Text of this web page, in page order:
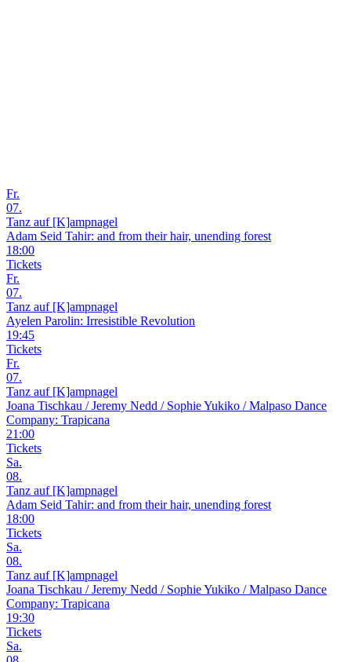
Fr.
07.
Tanz auf [K]ampnagel
Adam Seid Tahir: and from their hair, unending forest
18:00
Tickets
Fr.
07.
Tanz auf [K]ampnagel
Ayelen Parolin: Irresistible Revolution
19:45
Tickets
Fr.
07.
Tanz auf [K]ampnagel
Joana Tischkau / Jeremy Nedd / Sophie Yukiko / Malpaso Dance
Company: Trapicana
21:00
Tickets
Sa.
08.
Tanz auf [K]ampnagel
Adam Seid Tahir: and from their hair, unending forest
18:00
Tickets
Sa.
08.
Tanz auf [K]ampnagel
Joana Tischkau / Jeremy Nedd / Sophie Yukiko / Malpaso Dance
Company: Trapicana
19:30
Tickets
Sa.